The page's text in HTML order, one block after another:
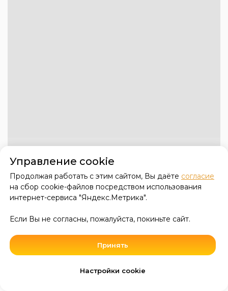
Управление cookie
Продолжая работать с этим сайтом, Вы даёте согласие
на сбор cookie-файлов посредством использования
интернет-сервиса "Яндекс.Метрика".
Если Вы не согласны, пожалуйста, покиньте сайт.
Принять
Настройки cookie